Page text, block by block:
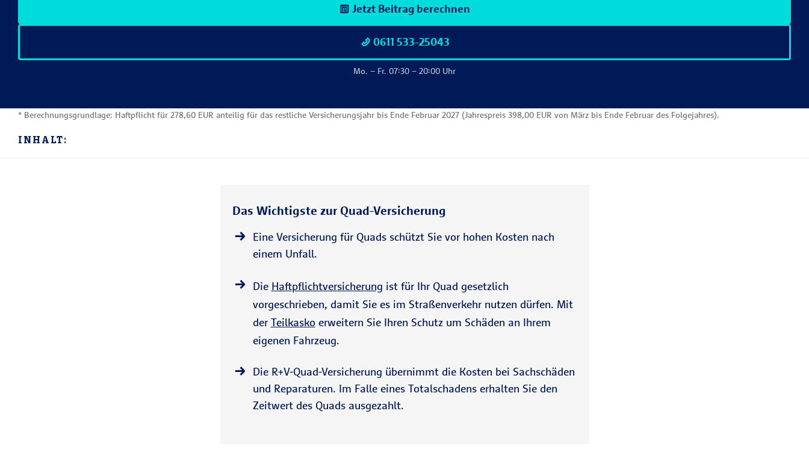
Jetzt Beitrag berechnen
0611 533-25043
Mo. – Fr. 07:30 – 20:00 Uhr
* Berechnungsgrundlage: Haftpflicht für 278,60 EUR anteilig für das restliche Versicherungsjahr bis Ende Februar 2027 (Jahrespreis 398,00 EUR von März bis Ende Februar des Folgejahres).
INHALT:
Das Wichtigste zur Quad-Versicherung
Eine Versicherung für Quads schützt Sie vor hohen Kosten nach
einem Unfall.
Die Haftpflichtversicherung ist für Ihr Quad gesetzlich
vorgeschrieben, damit Sie es im Straßenverkehr nutzen dürfen. Mit
der Teilkaskoerweitern Sie Ihren Schutz um Schäden an Ihrem
eigenen Fahrzeug.
Die R+V-Quad-Versicherung übernimmt die Kosten bei Sachschäden
und Reparaturen. Im Falle eines Totalschadens erhalten Sie den
Zeitwert des Quads ausgezahlt.